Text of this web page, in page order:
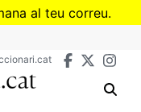
al teu correu.
Divulcat